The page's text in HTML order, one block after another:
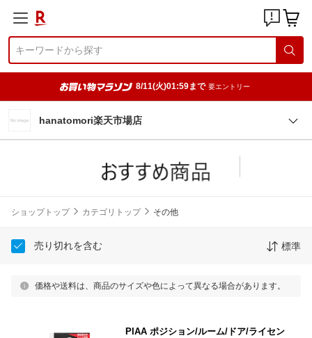
8/11(火)01:59まで 要エントリー
hanatomori楽天市場店
ショップトップ カテゴリトップ その他
売り切れを含む 標準
価格や送料は、商品のサイズや色によって異なる場合があります。
PIAA ポジション/ルーム/ドア/ライセン